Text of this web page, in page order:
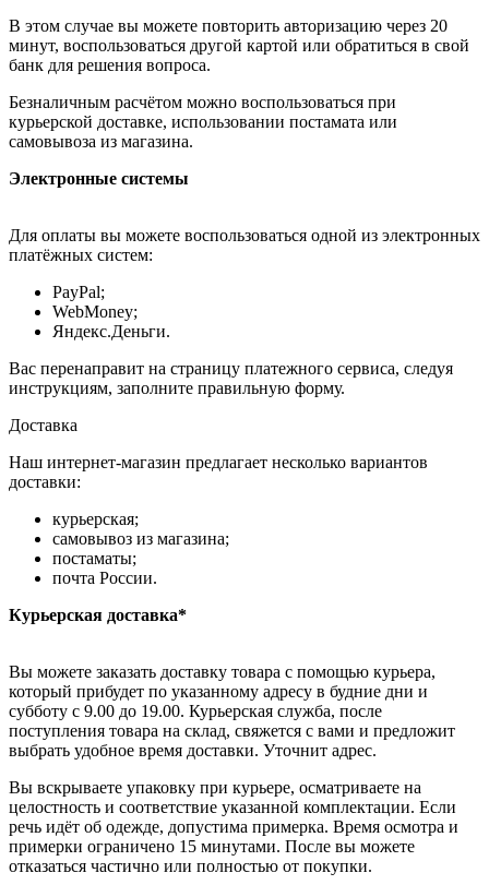
В этом случае вы можете повторить авторизацию через 20
минут, воспользоваться другой картой или обратиться в свой
банк для решения вопроса.
Безналичным расчётом можно воспользоваться при
курьерской доставке, использовании постамата или
самовывоза из магазина.
Электронные системы
Для оплаты вы можете воспользоваться одной из электронных
платёжных систем:
PayPal;
WebMoney;
Яндекс.Деньги.
Вас перенаправит на страницу платежного сервиса, следуя
инструкциям, заполните правильную форму.
Доставка
Наш интернет-магазин предлагает несколько вариантов
доставки:
курьерская;
самовывоз из магазина;
постаматы;
почта России.
Курьерская доставка*
Вы можете заказать доставку товара с помощью курьера,
который прибудет по указанному адресу в будние дни и
субботу с 9.00 до 19.00. Курьерская служба, после
поступления товара на склад, свяжется с вами и предложит
выбрать удобное время доставки. Уточнит адрес.
Вы вскрываете упаковку при курьере, осматриваете на
целостность и соответствие указанной комплектации. Если
речь идёт об одежде, допустима примерка. Время осмотра и
примерки ограничено 15 минутами. После вы можете
отказаться частично или полностью от покупки.